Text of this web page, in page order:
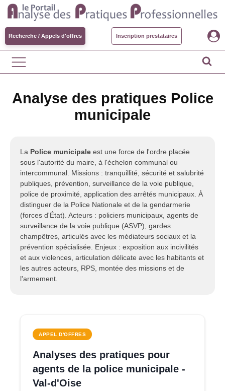
Recherche / Appels d'offres Inscription prestataires
Analyse des pratiques Police
municipale
La Police municipale est une force de l'ordre placée
sous l'autorité du maire, à l'échelon communal ou
intercommunal. Missions : tranquillité, sécurité et salubrité
publiques, prévention, surveillance de la voie publique,
police de proximité, application des arrêtés municipaux. À
distinguer de la Police Nationale et de la gendarmerie
(forces d'État). Acteurs : policiers municipaux, agents de
surveillance de la voie publique (ASVP), gardes
champêtres, articulés avec les médiateurs sociaux et la
prévention spécialisée. Enjeux : exposition aux incivilités
et aux violences, articulation délicate avec les habitants et
les autres acteurs, RPS, montée des missions et de
l'armement.
APPEL D'OFFRES
Analyses des pratiques pour
agents de la police municipale -
Val-d'Oise